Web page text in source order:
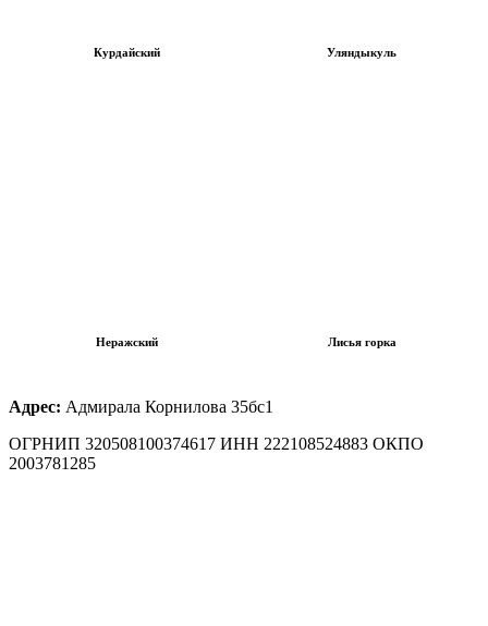
Курдайский Уляндыкуль
Неражский Лисья горка
Адрес: Адмирала Корнилова 35бс1
ОГРНИП 320508100374617 ИНН 222108524883 ОКПО
2003781285